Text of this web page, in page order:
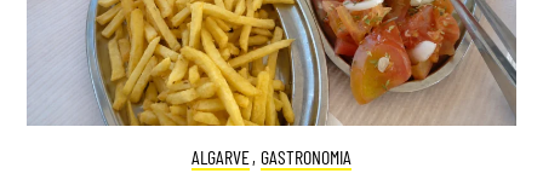
ALGARVE, GASTRONOMIA